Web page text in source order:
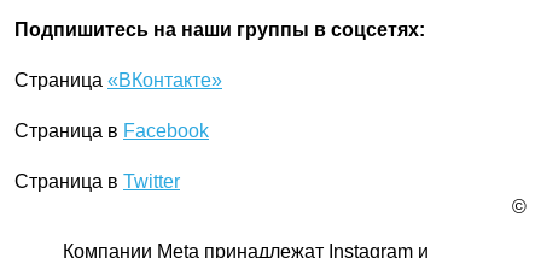
Подпишитесь на наши группы в соцсетях:
Страница «ВКонтакте»
Страница в Facebook
Страница в Twitter
©
Компании Meta принадлежат Instagram и